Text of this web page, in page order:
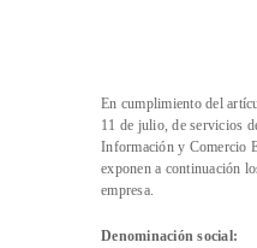
En cumplimiento del
11 de julio, de servicios
Información y Comercio
exponen a continuación
empresa.
Denominación social: